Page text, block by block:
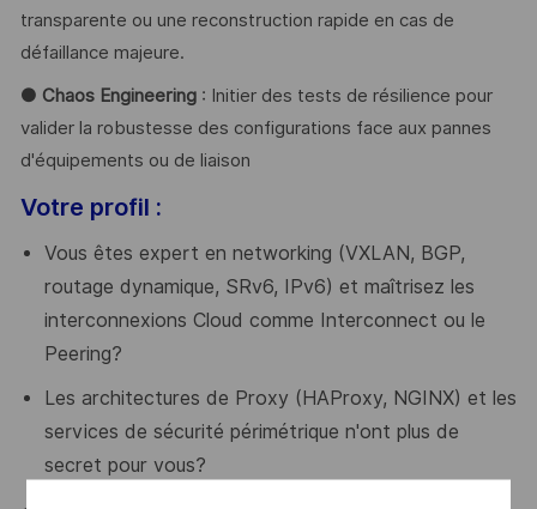
transparente ou une reconstruction rapide en cas de
défaillance majeure.
● Chaos Engineering: Initier des tests de résilience pour
valider la robustesse des configurations face aux pannes
d'équipements ou de liaison
Votre profil :
Vous êtes expert en networking (VXLAN, BGP,
routage dynamique, SRv6, IPv6) et maîtrisez les
interconnexions Cloud comme Interconnect ou le
Peering?
Les architectures de Proxy (HAProxy, NGINX) et les
services de sécurité périmétrique n'ont plus de
secret pour vous?